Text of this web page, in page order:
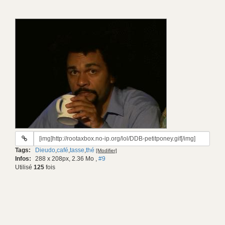
URL
gif:
Tags: Dieudo,café,tasse,thé [Modifier]
Infos: 288 x 208px, 2.36 Mo , #9
Utilisé 125 fois